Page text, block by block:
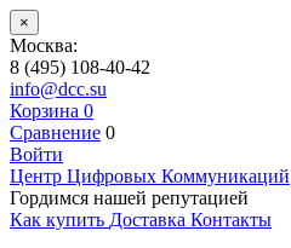
×
Москва:
8 (495) 108-40-42
info@dcc.su
Корзина 0
Сравнение 0
Войти
Центр Цифровых Коммуникаций
Гордимся нашей репутацией
Как купить Доставка Контакты